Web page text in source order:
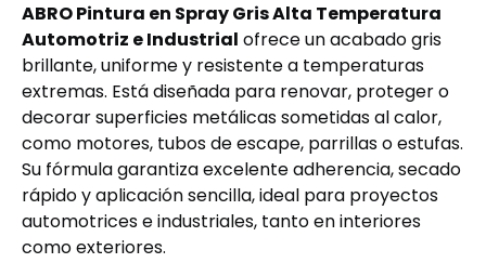
ABRO Pintura en Spray Gris Alta Temperatura
Automotriz e Industrial ofrece un acabado gris
brillante, uniforme y resistente a temperaturas
extremas. Está diseñada para renovar, proteger o
decorar superficies metálicas sometidas al calor,
como motores, tubos de escape, parrillas o estufas.
Su fórmula garantiza excelente adherencia, secado
rápido y aplicación sencilla, ideal para proyectos
automotrices e industriales, tanto en interiores
como exteriores.